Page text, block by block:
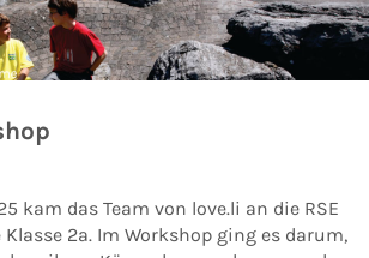
kam das Team von love.li an die RSE
2a. Im Workshop ging es darum,